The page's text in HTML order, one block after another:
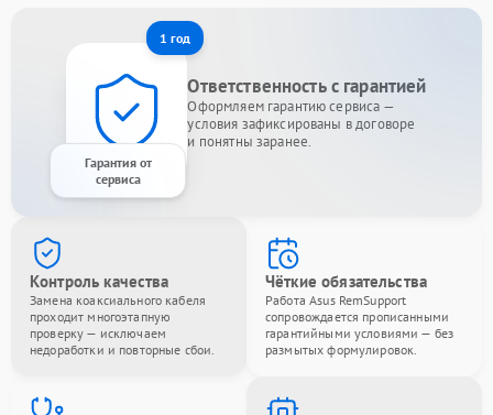
1 год
Гарантия от
сервиса
Ответственность с гарантией
Оформляем гарантию сервиса —
условия зафиксированы в договоре
и понятны заранее.
Контроль качества
Замена коаксиального кабеля
проходит многоэтапную
проверку — исключаем
недоработки и повторные сбои.
Чёткие обязательства
Работа Asus RemSupport
сопровождается прописанными
гарантийными условиями — без
размытых формулировок.